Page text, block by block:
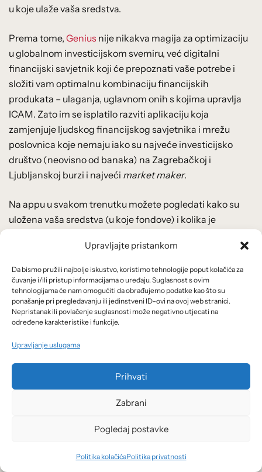
Upravljajte pristankom
Da bismo pružili najbolje iskustvo, koristimo tehnologije poput kolačića za
čuvanje i/ili pristup informacijama o uređaju. Suglasnost s ovim
tehnologijama će nam omogućiti da obrađujemo podatke kao što su
ponašanje pri pregledavanju ili jedinstveni ID-ovi na ovoj web stranici.
Nepristanak ili povlačenje suglasnosti može negativno utjecati na
određene karakteristike i funkcije.
Upravljanje uslugama
Prihvati
Zabrani
Pogledaj postavke
Politika kolačićaPolitika privatnosti
u koje ulaže vaša sredstva.
Prema tome, Genius nije nikakva magija za optimizaciju
u globalnom investicijskom svemiru, već digitalni
financijski savjetnik koji će prepoznati vaše potrebe i
složiti vam optimalnu kombinaciju financijskih
produkata – ulaganja, uglavnom onih s kojima upravlja
ICAM. Zato im se isplatilo razviti aplikaciju koja
zamjenjuje ljudskog financijskog savjetnika i mrežu
poslovnica koje nemaju iako su najveće investicijsko
društvo (neovisno od banaka) na Zagrebačkoj i
Ljubljanskoj burzi i najveći market maker.
Na appu u svakom trenutku možete pogledati kako su
uložena vaša sredstva (u koje fondove) i kolika je
svoj plan, a putem kontakta možete se dodatno
interesirati prije bilo kakvih promjena ili povlačenja
sredstava kako biste bili sigurni da vam pri čitanju
ugovora nije nešto promaknulo, kako vas ne bi iznenadila
neka naknada. Uvijek budite spremni i mijenjati svoje
odabire, jer nikada nismo 100% sigurni. No, ne mijenjajte
ih prečesto, ako niste razumno sigurni (sjetite se
Digitalne aplikacije, robo-savjetnici, financijska umjetna
kako god to nazvali, poanta je da app – financijski